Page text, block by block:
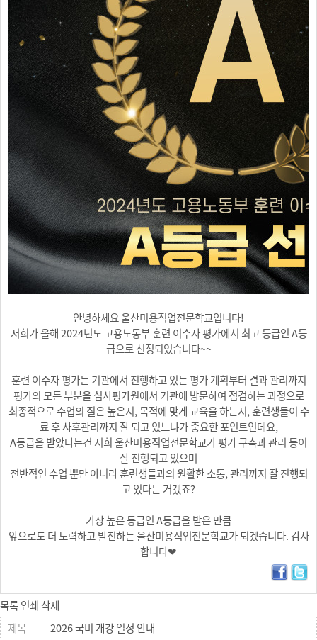
안녕하세요 울산미용직업전문학교입니다!
저희가 올해 2024년도 고용노동부 훈련 이수자 평가에서 최고 등급인 A등
급으로 선정되었습니다~~
훈련 이수자 평가는 기관에서 진행하고 있는 평가 계획부터 결과 관리까지
평가의 모든 부분을 심사평가원에서 기관에 방문하여 점검하는 과정으로
최종적으로 수업의 질은 높은지, 목적에 맞게 교육을 하는지, 훈련생들이 수
료 후 사후관리까지 잘 되고 있느냐가 중요한 포인트인데요,
A등급을 받았다는건 저희 울산미용직업전문학교가 평가 구축과 관리 등이
잘 진행되고 있으며
전반적인 수업 뿐만 아니라 훈련생들과의 원활한 소통, 관리까지 잘 진행되
고 있다는 거겠죠?
가장 높은 등급인 A등급을 받은 만큼
앞으로도 더 노력하고 발전하는 울산미용직업전문학교가 되겠습니다. 감사
합니다❤
목록인쇄 삭제
2026 국비 개강 일정 안내